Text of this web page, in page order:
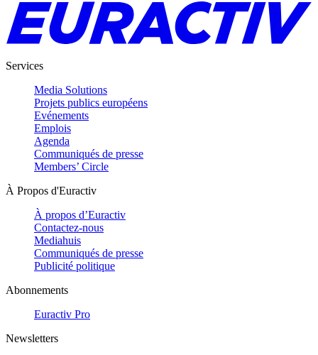
Services
Media Solutions
Projets publics européens
Evénements
Emplois
Agenda
Communiqués de presse
Members’ Circle
À Propos d'Euractiv
À propos d’Euractiv
Contactez-nous
Mediahuis
Communiqués de presse
Publicité politique
Abonnements
Euractiv Pro
Newsletters